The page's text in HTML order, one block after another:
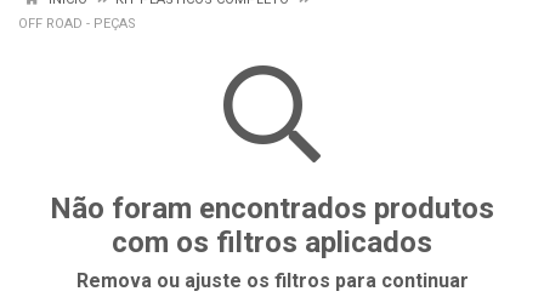
OFF ROAD - PEÇAS
Não foram encontrados produtos
com os filtros aplicados
Remova ou ajuste os filtros para continuar